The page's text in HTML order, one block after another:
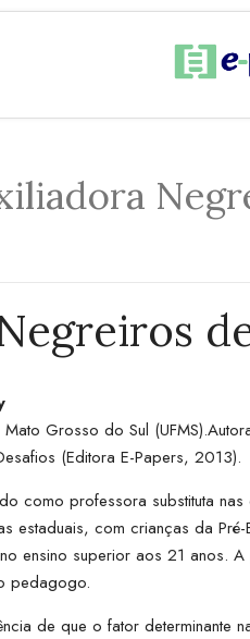
Grosso do Sul
(Editora E-Papers, 2013).
como professora substituta
estaduais, com crianças da
ensino superior aos 21 anos.
pedagogo.
de que o fator